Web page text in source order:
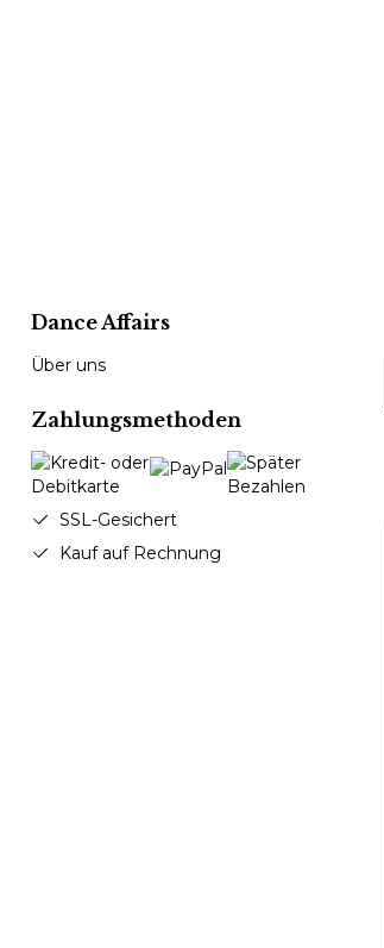
Dance Affairs
Über uns
Zahlungsmethoden
SSL-Gesichert
Kauf auf Rechnung